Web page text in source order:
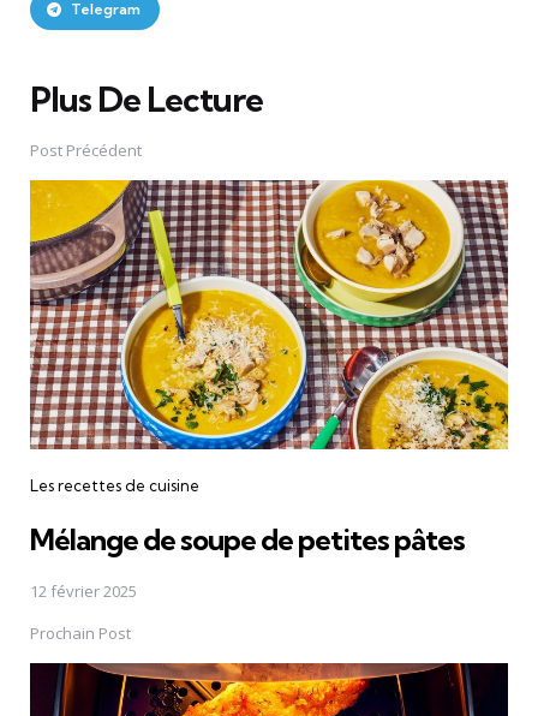
Telegram
Plus De Lecture
Post
navigation
Post Précédent
Les recettes de cuisine
Mélange de soupe de petites pâtes
12 février 2025
Prochain Post